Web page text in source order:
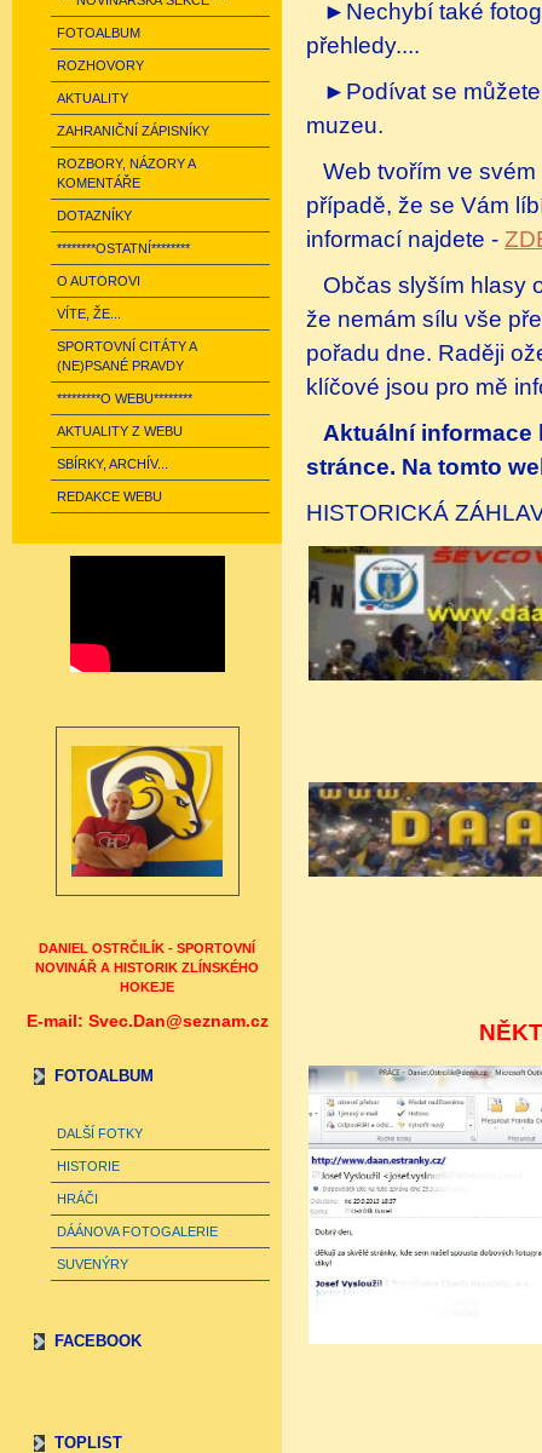
FOTOALBUM
ROZHOVORY
AKTUALITY
ZAHRANIČNÍ ZÁPISNÍKY
ROZBORY, NÁZORY A
KOMENTÁŘE
DOTAZNÍKY
********OSTATNÍ********
O AUTOROVI
VÍTE, ŽE...
SPORTOVNÍ CITÁTY A
(NE)PSANÉ PRAVDY
*********O WEBU********
AKTUALITY Z WEBU
SBÍRKY, ARCHÍV...
REDAKCE WEBU
DANIEL OSTRČILÍK - SPORTOVNÍ
NOVINÁŘ A HISTORIK ZLÍNSKÉHO
HOKEJE
E-mail: Svec.Dan@seznam.cz
FOTOALBUM
DALŠÍ FOTKY
HISTORIE
HRÁČI
DÁÁNOVA FOTOGALERIE
SUVENÝRY
FACEBOOK
TOPLIST
►Nechybí také
přehledy....
►Podívat se
muzeu.
Web tvořím ve
případě, že se Vám
informací najdete -
Občas slyším hlasy
že nemám sílu vše
pořadu dne. Raději
klíčové jsou pro mě
Aktuální informace
stránce. Na tomto
HISTORICKÁ